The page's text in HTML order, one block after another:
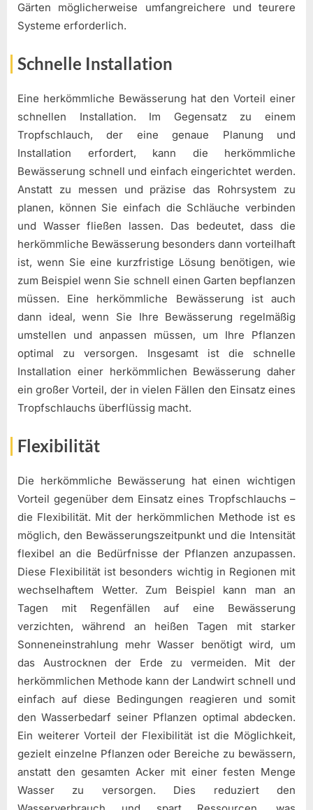
Gärten möglicherweise umfangreichere und teurere
Systeme erforderlich.
Schnelle Installation
Eine herkömmliche Bewässerung hat den Vorteil einer
schnellen Installation. Im Gegensatz zu einem
Tropfschlauch, der eine genaue Planung und
Installation erfordert, kann die herkömmliche
Bewässerung schnell und einfach eingerichtet werden.
Anstatt zu messen und präzise das Rohrsystem zu
planen, können Sie einfach die Schläuche verbinden
und Wasser fließen lassen. Das bedeutet, dass die
herkömmliche Bewässerung besonders dann vorteilhaft
ist, wenn Sie eine kurzfristige Lösung benötigen, wie
zum Beispiel wenn Sie schnell einen Garten bepflanzen
müssen. Eine herkömmliche Bewässerung ist auch
dann ideal, wenn Sie Ihre Bewässerung regelmäßig
umstellen und anpassen müssen, um Ihre Pflanzen
optimal zu versorgen. Insgesamt ist die schnelle
Installation einer herkömmlichen Bewässerung daher
ein großer Vorteil, der in vielen Fällen den Einsatz eines
Tropfschlauchs überflüssig macht.
Flexibilität
Die herkömmliche Bewässerung hat einen wichtigen
Vorteil gegenüber dem Einsatz eines Tropfschlauchs –
die Flexibilität. Mit der herkömmlichen Methode ist es
möglich, den Bewässerungszeitpunkt und die Intensität
flexibel an die Bedürfnisse der Pflanzen anzupassen.
Diese Flexibilität ist besonders wichtig in Regionen mit
wechselhaftem Wetter. Zum Beispiel kann man an
Tagen mit Regenfällen auf eine Bewässerung
verzichten, während an heißen Tagen mit starker
Sonneneinstrahlung mehr Wasser benötigt wird, um
das Austrocknen der Erde zu vermeiden. Mit der
herkömmlichen Methode kann der Landwirt schnell und
einfach auf diese Bedingungen reagieren und somit
den Wasserbedarf seiner Pflanzen optimal abdecken.
Ein weiterer Vorteil der Flexibilität ist die Möglichkeit,
gezielt einzelne Pflanzen oder Bereiche zu bewässern,
anstatt den gesamten Acker mit einer festen Menge
Wasser zu versorgen. Dies reduziert den